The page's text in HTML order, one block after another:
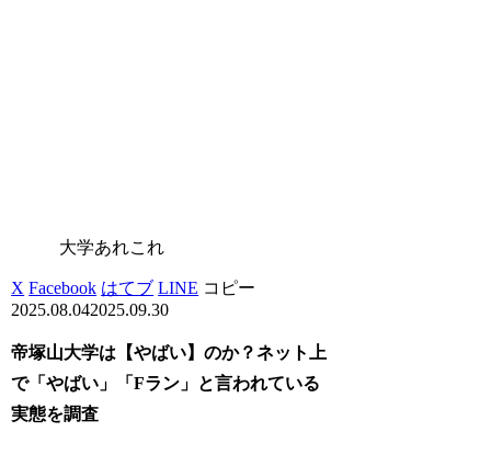
大学あれこれ
X Facebook はてブ LINE コピー
2025.08.042025.09.30
帝塚山大学は【やばい】のか？ネット上
で「やばい」「Fラン」と言われている
実態を調査